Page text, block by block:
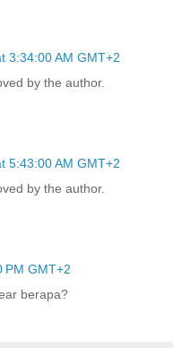
3:34:00 AM GMT+2
by the author.
5:43:00 AM GMT+2
by the author.
PM GMT+2
berapa?